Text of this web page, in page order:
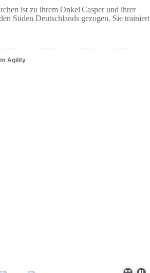
ist zu ihrem Onkel Casper und ihrer
Süden Deutschlands gezogen. Sie trainiert
Agility